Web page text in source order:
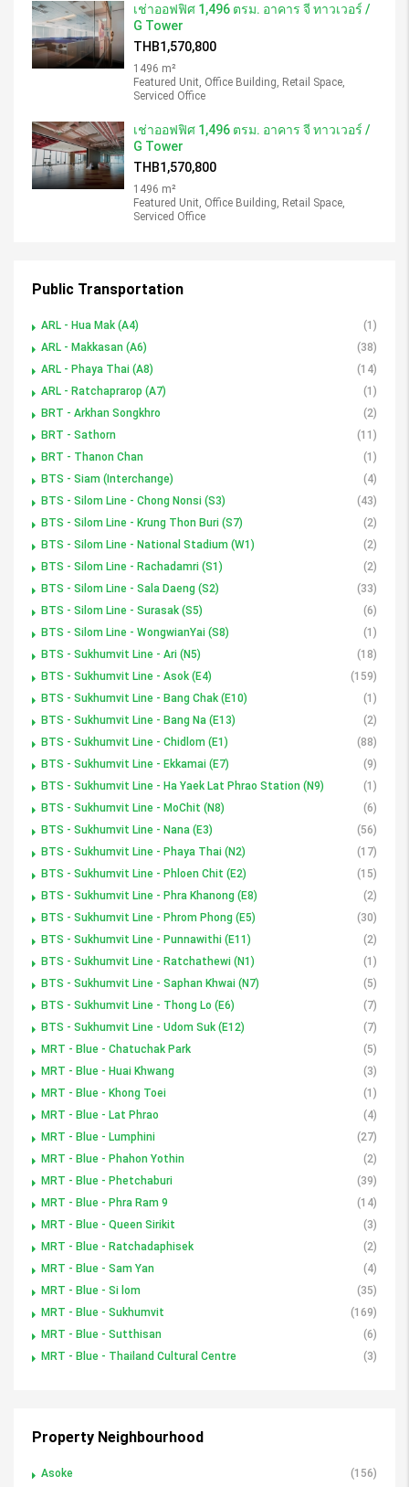
เช่าออฟฟิศ 1,496 ตรม. อาคาร จี ทาวเวอร์ /
G Tower
THB1,570,800
1496 m²
Featured Unit, Office Building, Retail Space,
Serviced Office
เช่าออฟฟิศ 1,496 ตรม. อาคาร จี ทาวเวอร์ /
G Tower
THB1,570,800
1496 m²
Featured Unit, Office Building, Retail Space,
Serviced Office
Public Transportation
ARL - Hua Mak (A4)
(1)
ARL - Makkasan (A6)
(38)
ARL - Phaya Thai (A8)
(14)
ARL - Ratchaprarop (A7)
(1)
BRT - Arkhan Songkhro
(2)
BRT - Sathorn
(11)
BRT - Thanon Chan
(1)
BTS - Siam (Interchange)
(4)
BTS - Silom Line - Chong Nonsi (S3)
(43)
BTS - Silom Line - Krung Thon Buri (S7)
(2)
BTS - Silom Line - National Stadium (W1)
(2)
BTS - Silom Line - Rachadamri (S1)
(2)
BTS - Silom Line - Sala Daeng (S2)
(33)
BTS - Silom Line - Surasak (S5)
(6)
BTS - Silom Line - WongwianYai (S8)
(1)
BTS - Sukhumvit Line - Ari (N5)
(18)
BTS - Sukhumvit Line - Asok (E4)
(159)
BTS - Sukhumvit Line - Bang Chak (E10)
(1)
BTS - Sukhumvit Line - Bang Na (E13)
(2)
BTS - Sukhumvit Line - Chidlom (E1)
(88)
BTS - Sukhumvit Line - Ekkamai (E7)
(9)
BTS - Sukhumvit Line - Ha Yaek Lat Phrao Station (N9)
(1)
BTS - Sukhumvit Line - MoChit (N8)
(6)
BTS - Sukhumvit Line - Nana (E3)
(56)
BTS - Sukhumvit Line - Phaya Thai (N2)
(17)
BTS - Sukhumvit Line - Phloen Chit (E2)
(15)
BTS - Sukhumvit Line - Phra Khanong (E8)
(2)
BTS - Sukhumvit Line - Phrom Phong (E5)
(30)
BTS - Sukhumvit Line - Punnawithi (E11)
(2)
BTS - Sukhumvit Line - Ratchathewi (N1)
(1)
BTS - Sukhumvit Line - Saphan Khwai (N7)
(5)
BTS - Sukhumvit Line - Thong Lo (E6)
(7)
BTS - Sukhumvit Line - Udom Suk (E12)
(7)
MRT - Blue - Chatuchak Park
(5)
MRT - Blue - Huai Khwang
(3)
MRT - Blue - Khong Toei
(1)
MRT - Blue - Lat Phrao
(4)
MRT - Blue - Lumphini
(27)
MRT - Blue - Phahon Yothin
(2)
MRT - Blue - Phetchaburi
(39)
MRT - Blue - Phra Ram 9
(14)
MRT - Blue - Queen Sirikit
(3)
MRT - Blue - Ratchadaphisek
(2)
MRT - Blue - Sam Yan
(4)
MRT - Blue - Si lom
(35)
MRT - Blue - Sukhumvit
(169)
MRT - Blue - Sutthisan
(6)
MRT - Blue - Thailand Cultural Centre
(3)
Property Neighbourhood
Asoke
(156)